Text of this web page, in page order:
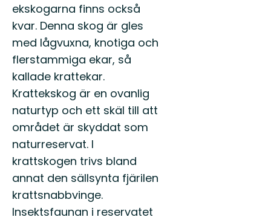
ekskogarna finns också
kvar. Denna skog är gles
med lågvuxna, knotiga och
flerstammiga ekar, så
kallade krattekar.
Krattekskog är en ovanlig
naturtyp och ett skäl till att
området är skyddat som
naturreservat. I
krattskogen trivs bland
annat den sällsynta fjärilen
krattsnabbvinge.
Insektsfaunan i reservatet